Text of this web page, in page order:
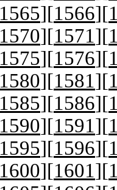
1565][1566][
1570][1571][
1575][1576][
1580][1581][
1585][1586][
1590][1591][
1595][1596][
1600][1601][